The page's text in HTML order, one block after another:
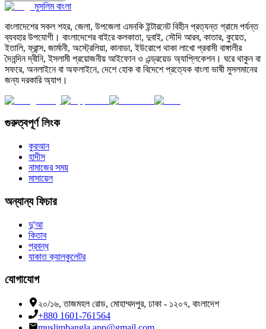
মুসলিম বাংলা
বাংলাদেশের সকল শহর, জেলা, উপজেলা এমনকি ইন্টারনেট বিহীন প্রত্যন্ত গ্রামে পর্যন্ত
ব্যবহার উপযোগী। বাংলাদেশের বাইরে কলকাতা, দুবাই, সৌদি আরব, কাতার, কুয়েত,
ইতালি, ফ্রান্স, জার্মানী, অস্ট্রেলিয়া, কানাডা, ইউরোপে থাকা লাখো প্রবাসী বাঙ্গালীর
দৈনন্দিন দ্বীনি, ইসলামী প্রয়োজনীয় আইফোন ও এন্ড্রয়েড অ্যাপ্লিকেশন। ঘরে থাকুন বা
সফরে, অনলাইনে বা অফলাইনে, দেশে হোক বা বিদেশে প্রত্যেক বাংলা ভাষী মুসলমানের
জন্য দরকারি অ্যাপ।
গুরুত্বপূর্ণ লিংক
কুরআন
হাদীস
নামাজের সময়
মাসায়েল
অন্যান্য ফিচার
দু'আ
কিতাব
প্রবন্ধ
যাকাত ক্যালকুলেটর
যোগাযোগ
২০/১৬, তাজমহল রোড, মোহাম্মদপুর, ঢাকা - ১২০৭, বাংলাদেশ
+880 1601-761564